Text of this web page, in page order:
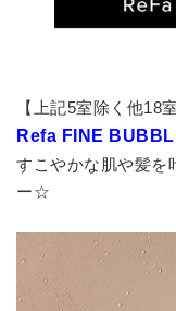
【上記5室除く他18室
Refa FINE
すこやかな肌や髪を
ー☆